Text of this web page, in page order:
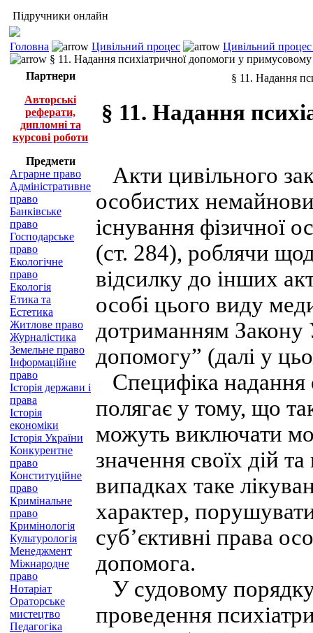
Підручники онлайн
Головна Цивільний процес
Цивільний
§ 11. Надання психіатричної допомоги у
Партнери
Авторські
реферати,
дипломні та
курсові роботи
Предмети
Аграрне право
Адміністративне
право
Банківське
право
Господарське
право
Екологічне
право
Екологія
Етика та
Естетика
Житлове право
Журналістика
Земельне право
Інформаційне
право
Історія держави і
права
Історія
економіки
Історія України
Конкурентне
право
Конституційне
право
Кримінальне
право
Кримінологія
Культурологія
Менеджмент
Міжнародне
право
Нотаріат
Ораторське
мистецтво
Педагогіка
§ 11. Надання
§ 11. Надання
Акти цивільного
особистих
існування фізичної
(ст. 284), роблячи
відсилку до інших
особі цього виду
дотриманням Закону
допомогу” (далі у
Специфіка надання
полягає у тому, що
можуть виключати
значення своїх дій
випадках таке
характер,
суб’єктивні права
допомога.
У судовому
проведення